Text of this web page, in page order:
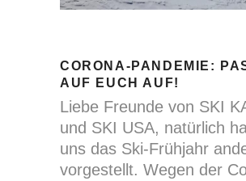
CORONA-PANDEMIE:
AUF EUCH AUF!
Liebe Freunde von SKI
und SKI USA, natürlich
uns das Ski-Frühjahr
vorgestellt. Wegen der